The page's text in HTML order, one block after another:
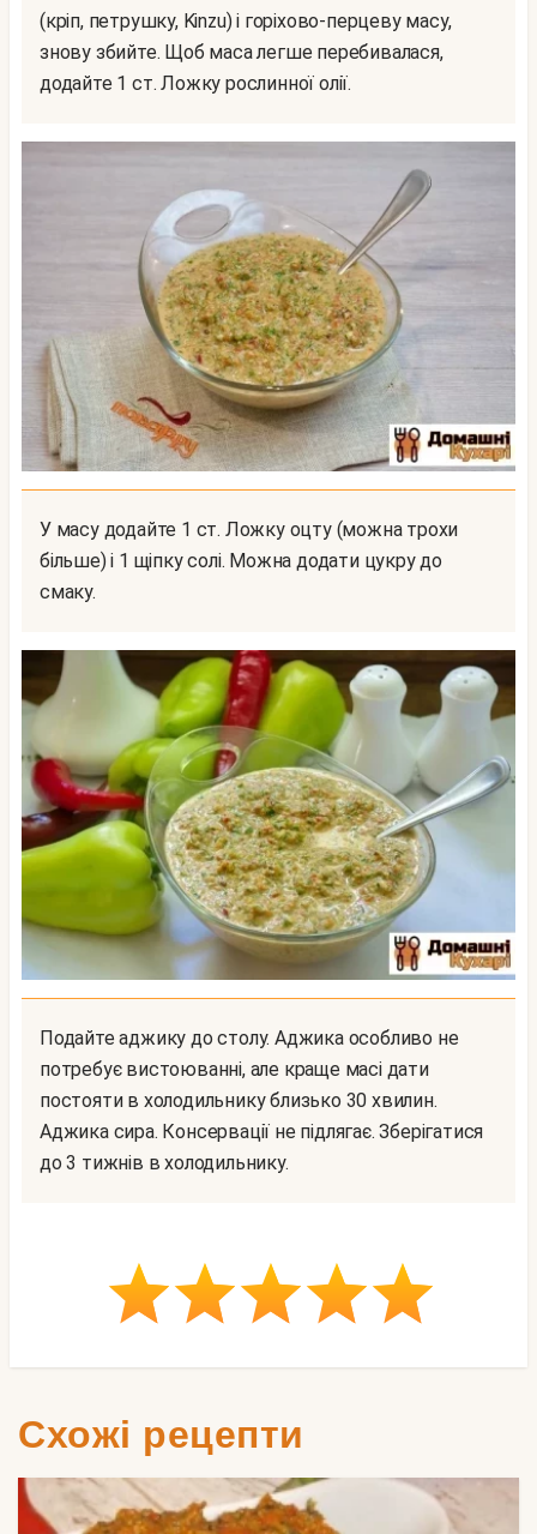
(кріп, петрушку, Kinzu) і горіхово-перцеву масу,
знову збийте. Щоб маса легше перебивалася,
додайте 1 ст. Ложку рослинної олії.
У масу додайте 1 ст. Ложку оцту (можна трохи
більше) і 1 щіпку солі. Можна додати цукру до
смаку.
Подайте аджику до столу. Аджика особливо не
потребує вистоюванні, але краще масі дати
постояти в холодильнику близько 30 хвилин.
Аджика сира. Консервації не підлягає. Зберігатися
до 3 тижнів в холодильнику.
Схожі рецепти